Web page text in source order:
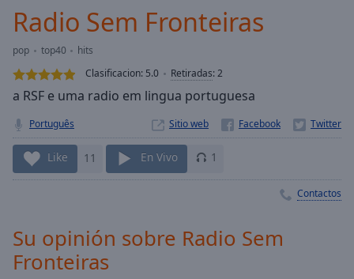
Current
Time0:00
Duration
Loaded:
0.00%
TypeLIVE
Seek to
live,
currently
Time -
Radio Sem Fronteiras
pop top40
hits
Clasificacion: 5.0 Retiradas:2
a RSF e uma radio em lingua portuguesa
Português Sitio web
Like 11 En Vivo 1
Contactos
Su opinión sobre Radio Sem
Fronteiras